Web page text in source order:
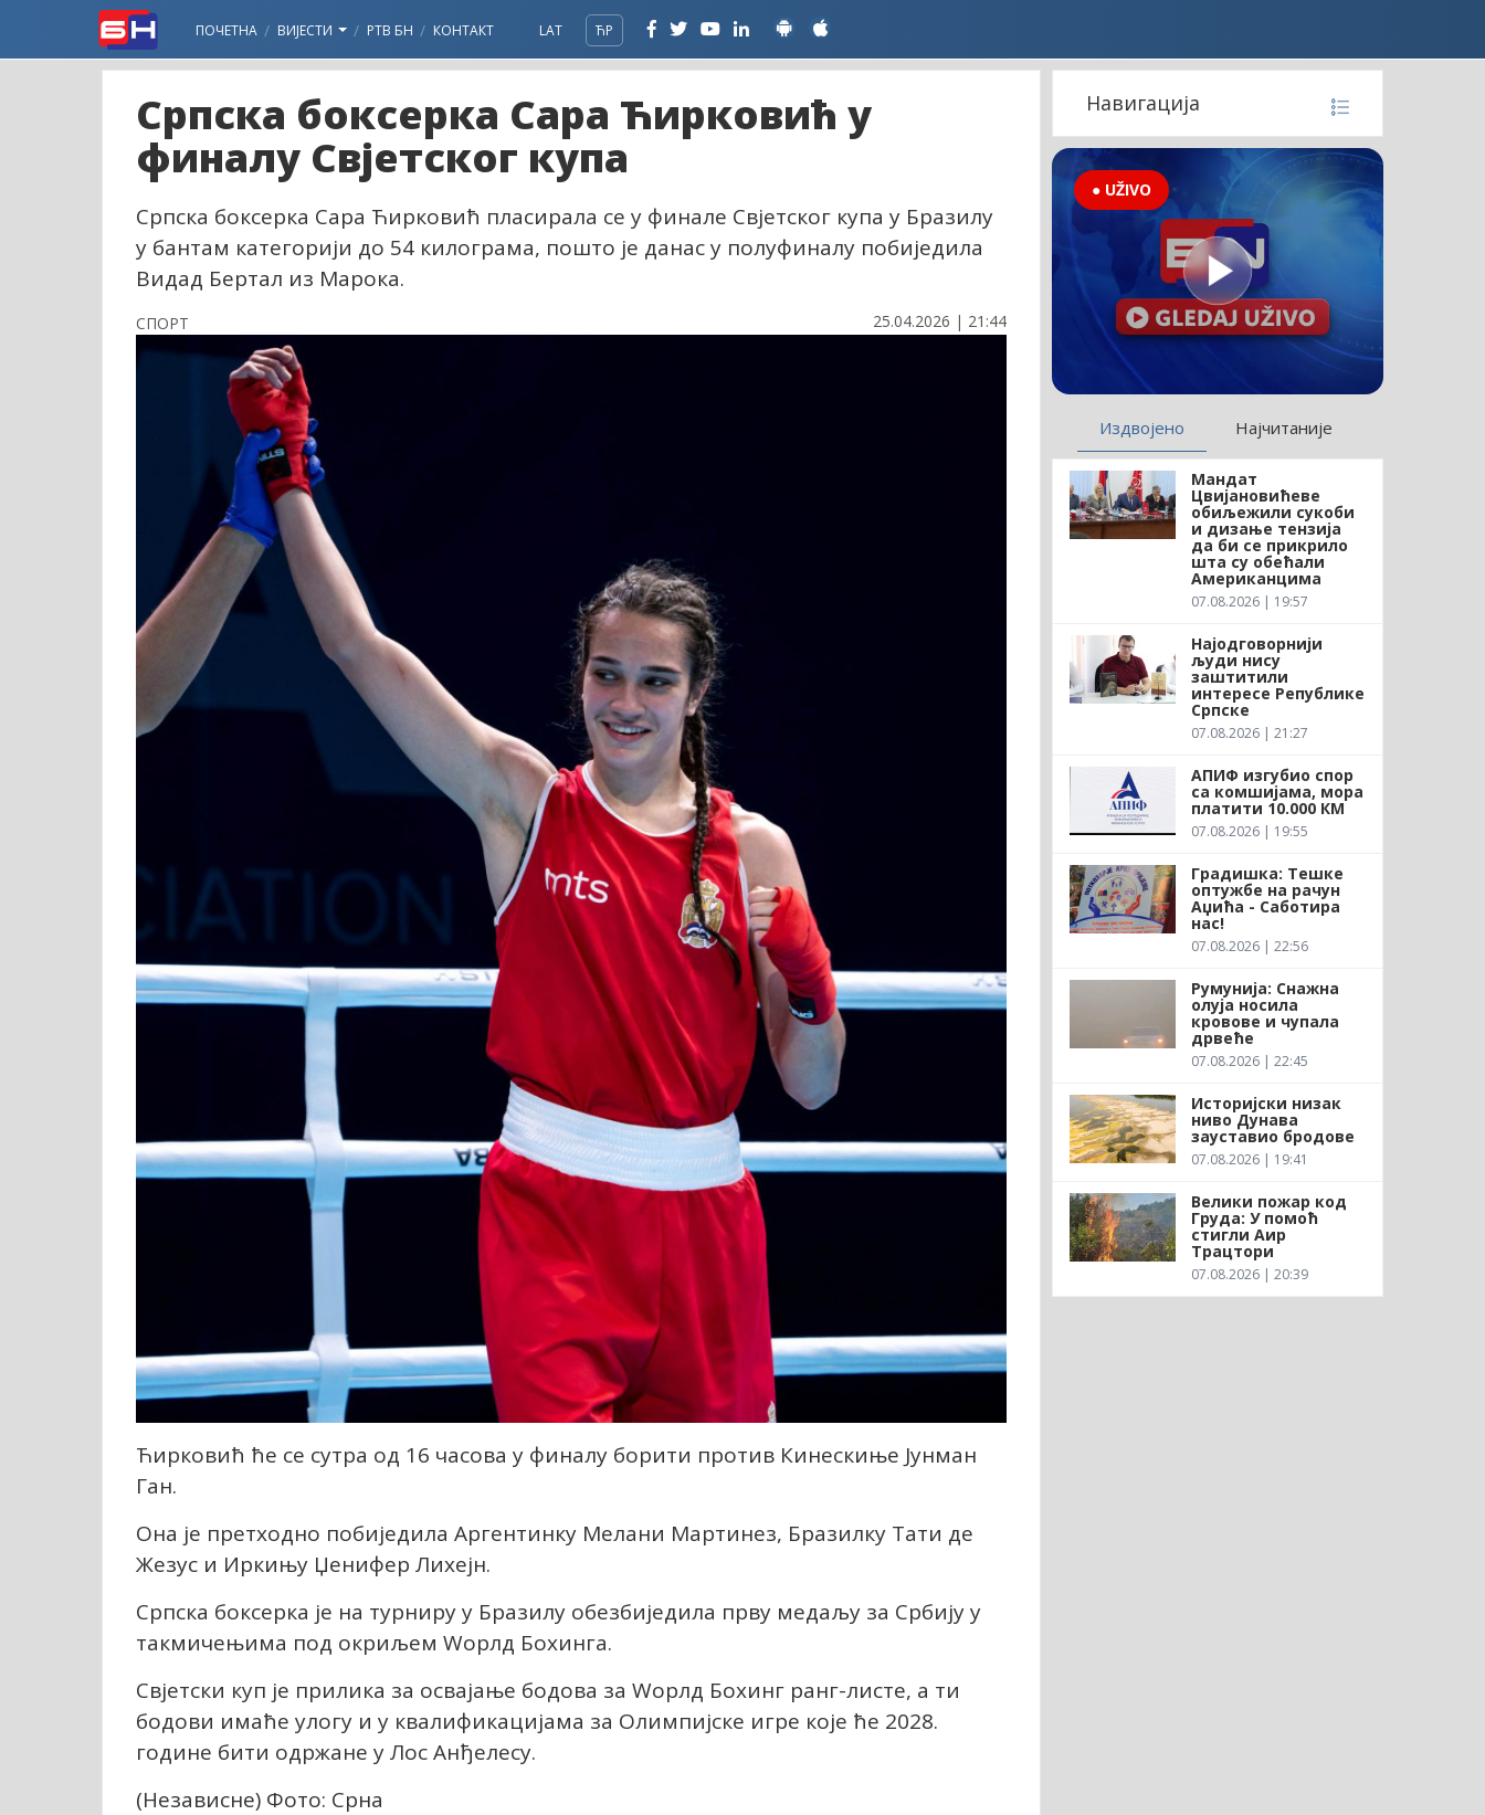
ПОЧЕТНА ВИЈЕСТИ РТВ БН КОНТАКТ LAT ЋР
Српска боксерка Сара Ћирковић у
финалу Свјетског купа
Српска боксерка Сара Ћирковић пласирала се у финале Свјетског купа у Бразилу
у бантам категорији до 54 килограма, пошто је данас у полуфиналу побиједила
Видад Бертал из Марока.
СПОРТ 25.04.2026 | 21:44
Ћирковић ће се сутра од 16 часова у финалу борити против Кинескиње Јунман
Ган.
Она је претходно побиједила Аргентинку Мелани Мартинез, Бразилку Тати де
Жезус и Иркињу Џенифер Лихејн.
Српска боксерка је на турниру у Бразилу обезбиједила прву медаљу за Србију у
такмичењима под окриљем Wорлд Боxинга.
Свјетски куп је прилика за освајање бодова за Wорлд Боxинг ранг-листе, а ти
бодови имаће улогу и у квалификацијама за Олимпијске игре које ће 2028.
године бити одржане у Лос Анђелесу.
(Независне) Фото: Срна
Навигација
● UŽIVO
Издвојено Најчитаније
Мандат
Цвијановићеве
обиљежили сукоби
и дизање тензија
да би се прикрило
шта су обећали
Американцима
07.08.2026 | 19:57
Најодговорнији
људи нису
заштитили
интересе Републике
Српске
07.08.2026 | 21:27
АПИФ изгубио спор
са комшијама, мора
платити 10.000 КМ
07.08.2026 | 19:55
Градишка: Тешке
оптужбе на рачун
Аџића - Саботира
нас!
07.08.2026 | 22:56
Румунија: Снажна
олуја носила
кровове и чупала
дрвеће
07.08.2026 | 22:45
Историјски низак
ниво Дунава
зауставио бродове
07.08.2026 | 19:41
Велики пожар код
Груда: У помоћ
стигли Аир
Трацтори
07.08.2026 | 20:39